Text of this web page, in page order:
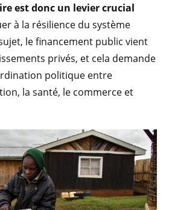
est donc un levier crucial
à la résilience du système
le financement public vient
privés, et cela demande
politique entre
la santé, le commerce et